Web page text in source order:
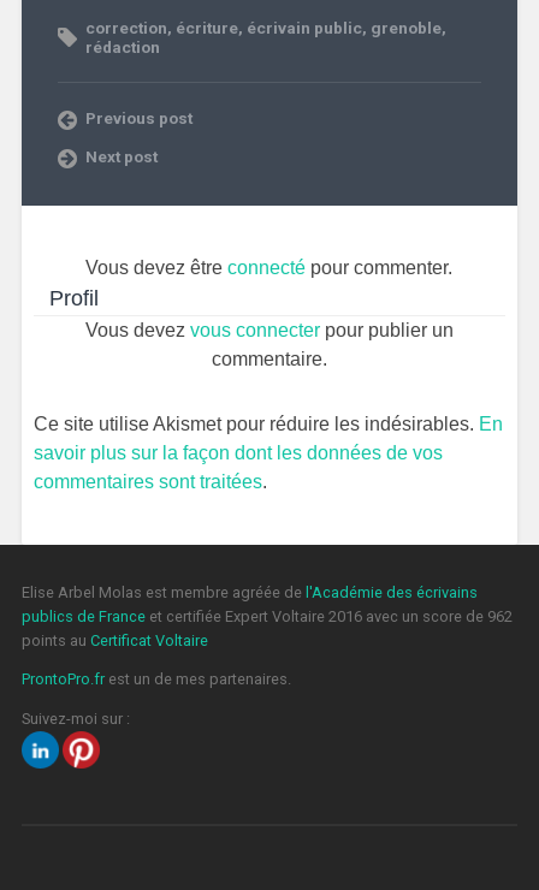
correction, écriture, écrivain public, grenoble,
rédaction
Previous post
Next post
Vous devez êtreconnecté pour commenter.
Profil
Vous devez vous connecterpour publier un
commentaire.
Ce site utilise Akismet pour réduire les indésirables. En
savoir plus sur la façon dont les données de vos
commentaires sont traitées.
Elise Arbel Molas est membre agréée de l'Académie des écrivains
publics de France et certifiée Expert Voltaire 2016 avec un score de 962
points au Certificat Voltaire
ProntoPro.fr est un de mes partenaires.
Suivez-moi sur :